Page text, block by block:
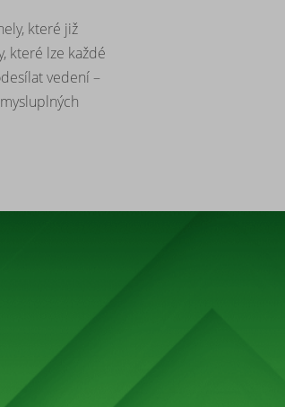
které již
které lze každé
vedení –